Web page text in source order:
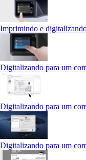
Imprimindo e
Digitalizando para um
Digitalizando para um
Digitalizando para um